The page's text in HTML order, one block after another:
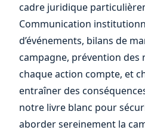
cadre juridique
Communication
d’événements, bilans de
campagne, prévention
chaque action compte, et
entraîner des
notre livre blanc pour
aborder sereinement la